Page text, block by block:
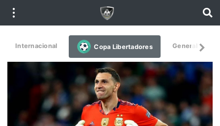
Internacional Copa Libertadores General